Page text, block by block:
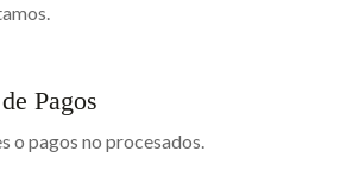
Pagos
o pagos no procesados.